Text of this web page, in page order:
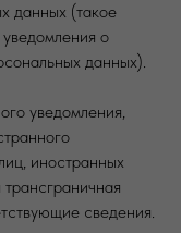
данных (такое
о
данных).
уведомления,
иностранных
сведения.